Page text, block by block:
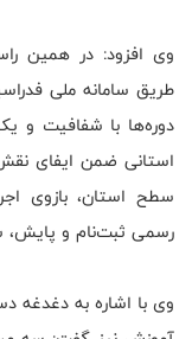
وی افزود: در همین
طریق سامانه ملی
دوره‌ها با شفافیت و
استانی ضمن ایفای
سطح استان، بازوی
رسمی ثبت‌نام و پایش،
وی با اشاره به دغدغه